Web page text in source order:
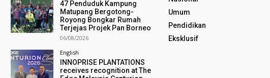
47 Penduduk Kampung
Matupang Bergotong-
Royong Bongkar Rumah
Terjejas Projek Pan Borneo
06/08/2026
English
INNOPRISE PLANTATIONS
receives recognition at The
Umum
Pendidikan
Eksklusif